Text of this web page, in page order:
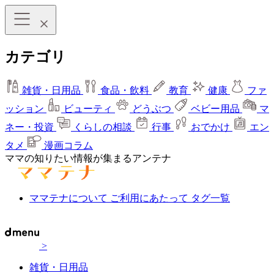
カテゴリ
雑貨・日用品 食品・飲料 教育 健康
ファ
ッション
ビューティ どうぶつ ベビー用品
マ
ネー・投資
くらしの相談 行事 おでかけ
エン
タメ
漫画コラム
ママの知りたい情報が集まるアンテナ
ママテナについて ご利用にあたって タグ一覧
>
雑貨・日用品